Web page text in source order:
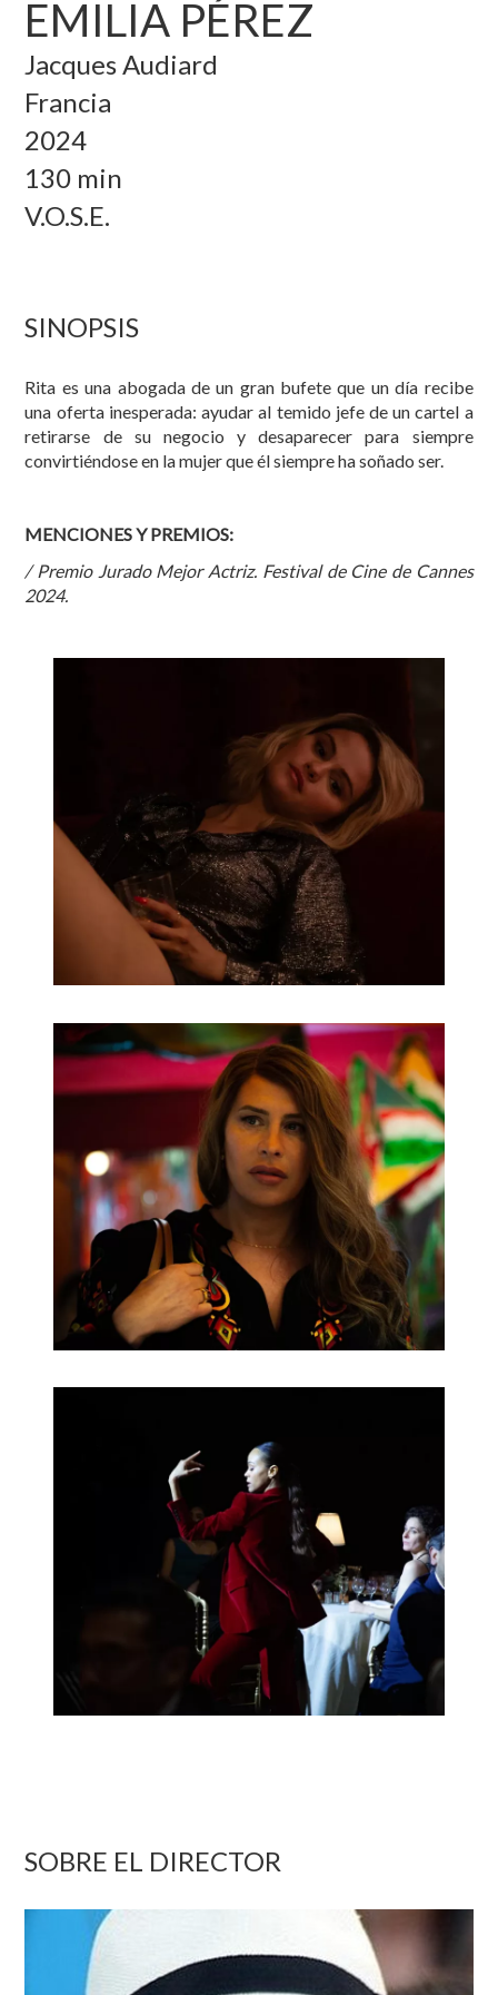
EMILIA PÉREZ
Jacques Audiard
Francia
2024
130 min
V.O.S.E.
SINOPSIS
Rita es una abogada de un gran bufete que un día recibe
una oferta inesperada: ayudar al temido jefe de un cartel a
retirarse de su negocio y desaparecer para siempre
convirtiéndose en la mujer que él siempre ha soñado ser.
MENCIONES Y PREMIOS:
/ Premio Jurado Mejor Actriz. Festival de Cine de Cannes
2024.
SOBRE EL DIRECTOR